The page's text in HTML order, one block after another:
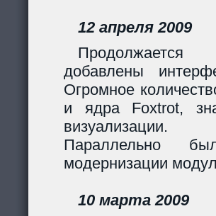
12 апреля 2009
Продолжается
добавлены
Огромное
и ядра Foxtrot,
визуализации.
Параллельно
модернизации
10 марта 2009